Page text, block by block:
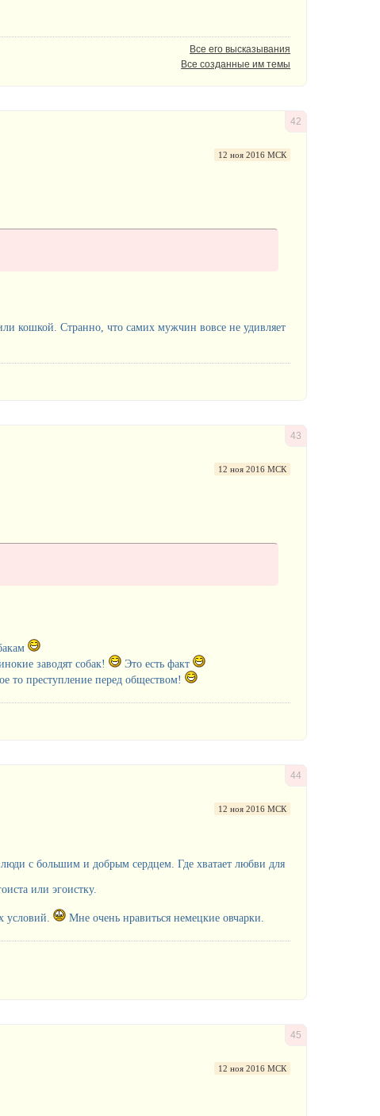
Все его высказывания
Все созданные им темы
42
12 ноя 2016 МСК
кошкой. Странно, что самих мужчин вовсе не удивляет
43
12 ноя 2016 МСК
заводят собак!
Это есть факт
то преступление перед обществом!
44
12 ноя 2016 МСК
с большим и добрым сердцем. Где хватает любви для
или эгоистку.
условий.
Мне очень нравиться немецкие овчарки.
45
12 ноя 2016 МСК